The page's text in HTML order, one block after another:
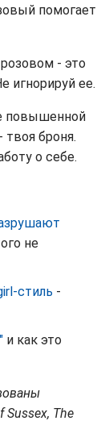
помогает
- это
игнорируй ее.
повышенной
броня.
о себе.
не
стиль -
и как это
Sussex, The